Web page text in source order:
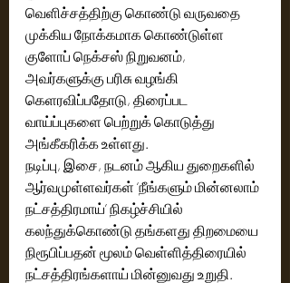
வெளிச்சத்திற்கு கொண்டு வருவதை
முக்கிய நோக்கமாக கொண்டுள்ள
குளோப் நெக்சஸ் நிறுவனம்,
அவர்களுக்கு பரிசு வழங்கி
கெளரவிப்பதோடு, திரைப்பட
வாய்ப்புகளை பெற்றுக் கொடுத்து
அங்கீகரிக்க உள்ளது.
நடிப்பு, இசை, நடனம் ஆகிய துறைகளில்
ஆர்வமுள்ளவர்கள் ‘நீங்களும் மின்னலாம்
நட்சத்திரமாய்’ நிகழ்ச்சியில்
கலந்துக்கொண்டு தங்களது திறமையை
நிரூபிப்பதன் மூலம் வெள்ளித்திரையில்
நட்சத்திரங்களாய் மின்னுவது உறுதி.